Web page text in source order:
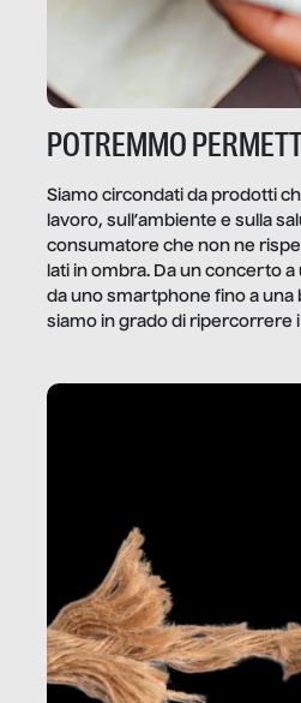
POTREMMO
Siamo circondati da prodotti
lavoro, sull’ambiente e sulla
consumatore che non ne
lati in ombra. Da un concerto
da uno smartphone fino a una
siamo in grado di ripercorrere
dietro gli oggetti e i servizi che